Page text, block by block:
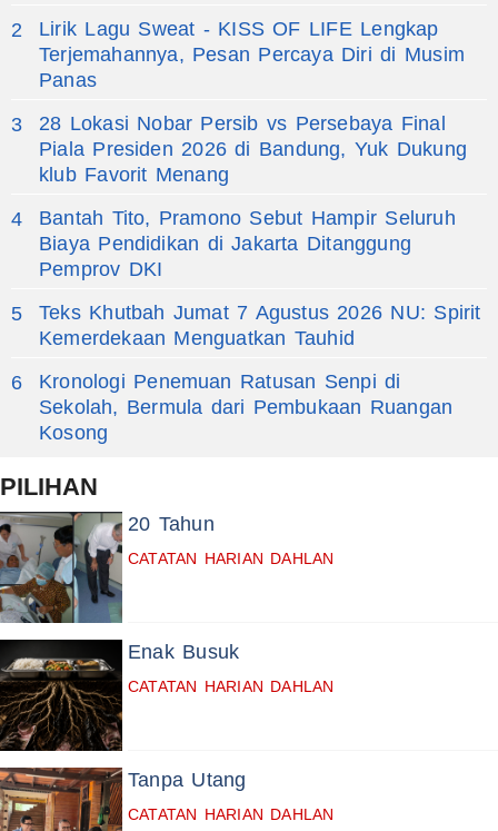
2
Lirik Lagu Sweat - KISS OF LIFE Lengkap
Terjemahannya, Pesan Percaya Diri di Musim
Panas
3
28 Lokasi Nobar Persib vs Persebaya Final
Piala Presiden 2026 di Bandung, Yuk Dukung
klub Favorit Menang
4
Bantah Tito, Pramono Sebut Hampir Seluruh
Biaya Pendidikan di Jakarta Ditanggung
Pemprov DKI
5
Teks Khutbah Jumat 7 Agustus 2026 NU: Spirit
Kemerdekaan Menguatkan Tauhid
6
Kronologi Penemuan Ratusan Senpi di
Sekolah, Bermula dari Pembukaan Ruangan
Kosong
PILIHAN
20 Tahun
CATATAN HARIAN DAHLAN
Enak Busuk
CATATAN HARIAN DAHLAN
Tanpa Utang
CATATAN HARIAN DAHLAN